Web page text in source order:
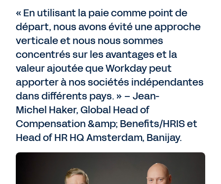
« En utilisant la paie comme point de
départ, nous avons évité une approche
verticale et nous nous sommes
concentrés sur les avantages et la
valeur ajoutée que Workday peut
apporter à nos sociétés indépendantes
dans différents pays. » – Jean-
Michel Haker, Global Head of
Compensation &amp; Benefits/HRIS et
Head of HR HQ Amsterdam, Banijay.